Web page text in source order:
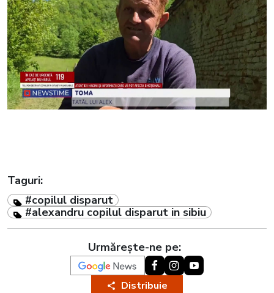
Taguri:
#copilul disparut
#alexandru copilul disparut in sibiu
Urmărește-ne pe:
Distribuie